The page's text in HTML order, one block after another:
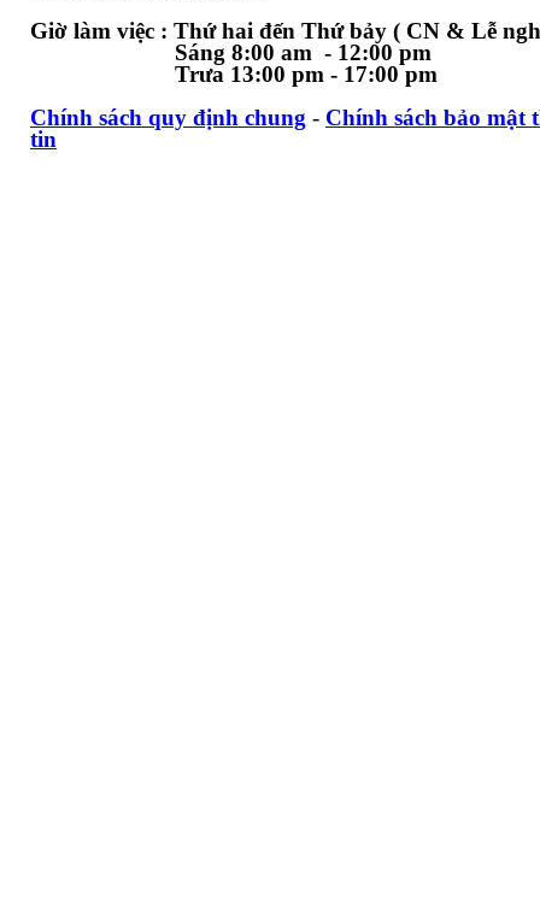
Giờ làm việc : Thứ hai đến Thứ bảy ( CN & Lễ
Sáng 8:00 am - 12:00 pm
Trưa 13:00 pm - 17:00 pm
Chính sách quy định chung - Chính sách bảo mật
tin